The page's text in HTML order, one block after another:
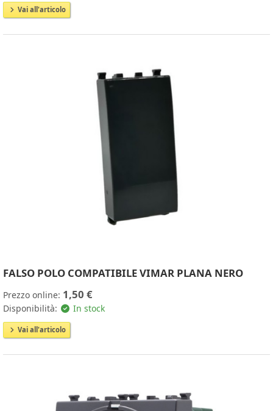
Vai all'articolo
FALSO POLO COMPATIBILE VIMAR PLANA NERO
Prezzo online: 1,50 €
Disponibilità: In stock
Vai all'articolo